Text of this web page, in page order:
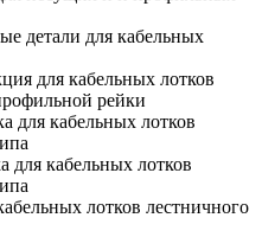
детали для кабельных
для кабельных лотков
рейки
для кабельных лотков
для кабельных лотков
лотков лестничного